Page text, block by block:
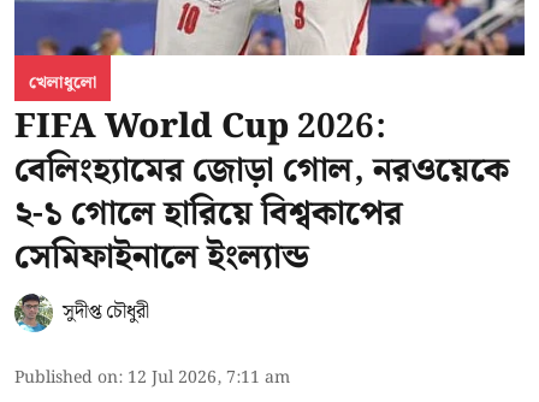
খেলাধুলো
FIFA World Cup 2026:
বেলিংহ্যামের জোড়া গোল, নরওয়েকে
২-১ গোলে হারিয়ে বিশ্বকাপের
সেমিফাইনালে ইংল্যান্ড
সুদীপ্ত চৌধুরী
Published on: 12 Jul 2026, 7:11 am